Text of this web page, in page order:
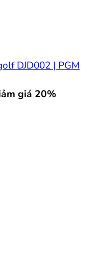
giá 20%